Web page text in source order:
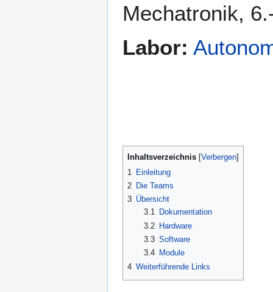
Mechatronik,
Labor:
Inhaltsverzeichnis
1
Einleitung
2 Die Teams
3 Übersicht
3.1
Dokumentation
3.2 Hardware
3.3 Software
3.4
Module
4 Weiterführende Links